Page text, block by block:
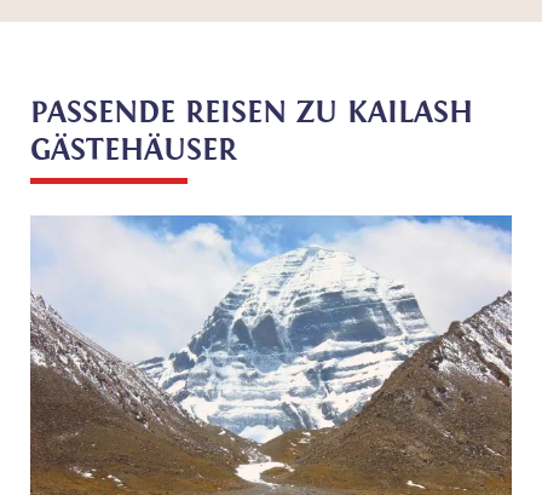
PASSENDE REISEN ZU KAILASH
GÄSTEHÄUSER